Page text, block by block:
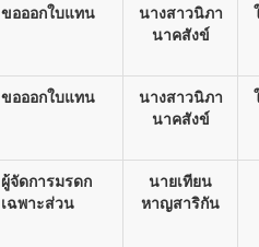
ขอออกใบแทน
นางสาวนิภา
นาคสังข์
ขอออกใบแทน
นางสาวนิภา
นาคสังข์
ผู้จัดการมรดก
เฉพาะส่วน
นายเทียน
หาญสาริกัน